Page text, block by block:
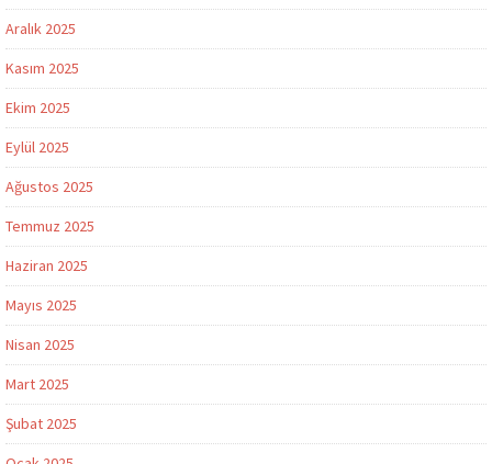
Aralık 2025
Kasım 2025
Ekim 2025
Eylül 2025
Ağustos 2025
Temmuz 2025
Haziran 2025
Mayıs 2025
Nisan 2025
Mart 2025
Şubat 2025